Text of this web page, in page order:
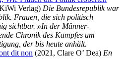
Verlag) Die Bundesrepublik war
Frauen, die sich politisch
sichtbar. »In der Männer-
Chronik des Kampfes um
der bis heute anhält.
dit non (2021, Clare O’ Dea) En